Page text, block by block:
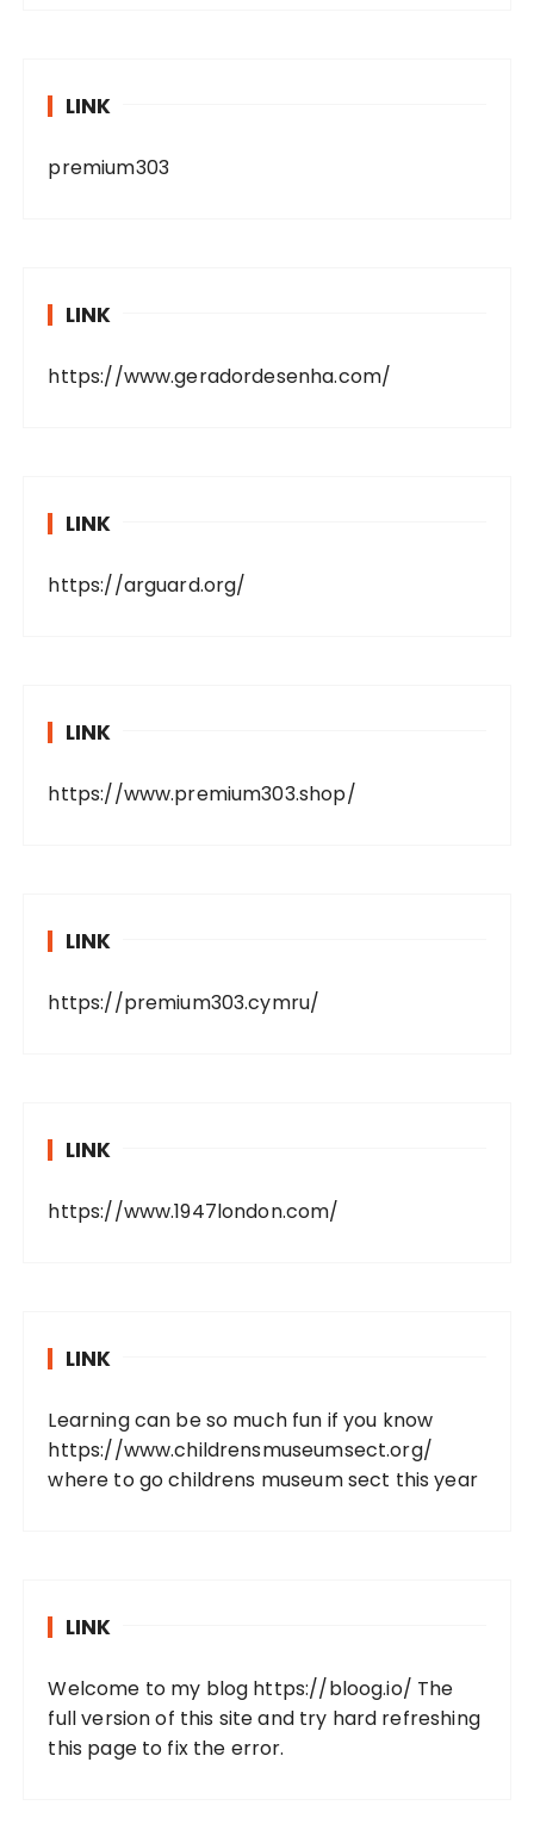
LINK
premium303
LINK
https://www.geradordesenha.com/
LINK
https://arguard.org/
LINK
https://www.premium303.shop/
LINK
https://premium303.cymru/
LINK
https://www.1947london.com/
LINK
Learning can be so much fun if you know
https://www.childrensmuseumsect.org/
where to go childrens museum sect this year
LINK
Welcome to my blog https://bloog.io/ The
full version of this site and try hard refreshing
this page to fix the error.